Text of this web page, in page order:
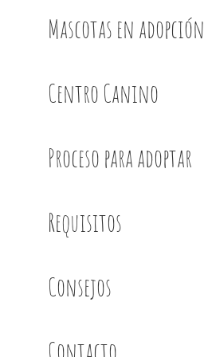
Mascotas en adopción
Centro Canino
Proceso para adoptar
Requisitos
Consejos